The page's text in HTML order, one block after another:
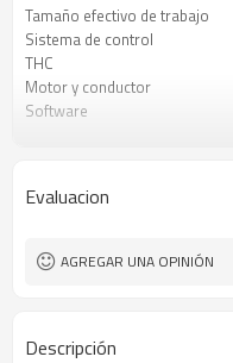
Tamaño efectivo de trabajo
Sistema de control
THC
Motor y conductor
Software
Longitud de corte efectiva
por plasma
Evaluacion
AGREGAR UNA OPINIÓN
Descripción